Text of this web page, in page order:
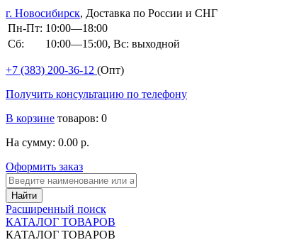
г. Новосибирск, Доставка по России и СНГ
Пн-Пт: 10:00—18:00
Сб:
10:00—15:00, Вс: выходной
+7 (383) 200-36-12 (Опт)
Получить консультацию по телефону
В корзине товаров: 0
На сумму: 0.00 р.
Оформить заказ
Расширенный поиск
КАТАЛОГ ТОВАРОВ
КАТАЛОГ ТОВАРОВ